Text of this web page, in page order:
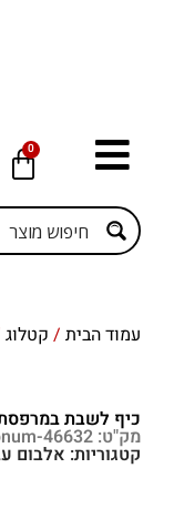
0
עמוד הבית / קטלוג
כיף לשבת
מק"ט: pnum-46632
קטגוריות: אלבום